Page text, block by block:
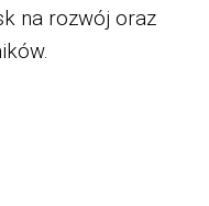
na rozwój oraz